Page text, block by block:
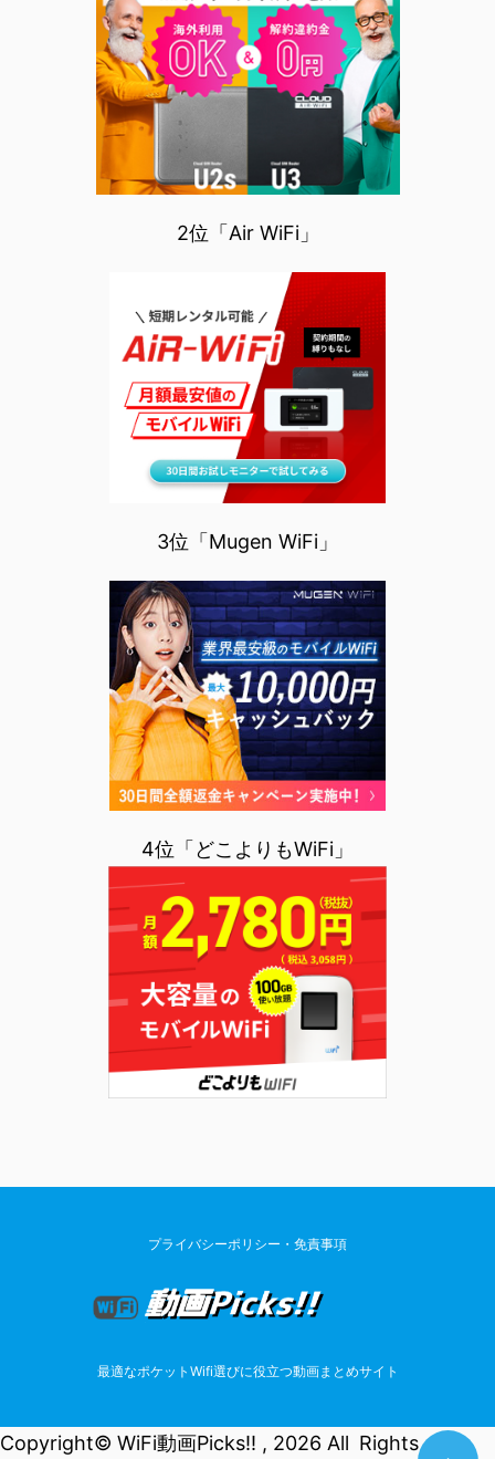
2位「Air WiFi」
3位「Mugen WiFi」
4位「どこよりもWiFi」
プライバシーポリシー・免責事項
最適なポケットWifi選びに役立つ動画まとめサイト
Copyright© WiFi動画Picks!! , 2026 All Rights